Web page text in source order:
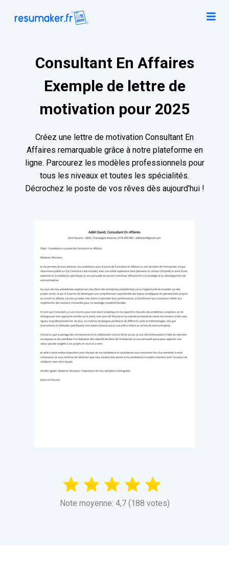
Consultant En Affaires
Exemple de lettre de
motivation pour 2025
Créez une lettre de motivation Consultant En
Affaires remarquable grâce à notre plateforme en
ligne. Parcourez les modèles professionnels pour
tous les niveaux et toutes les spécialités.
Décrochez le poste de vos rêves dès aujourd'hui !
Note moyenne: 4,7 (188 votes)